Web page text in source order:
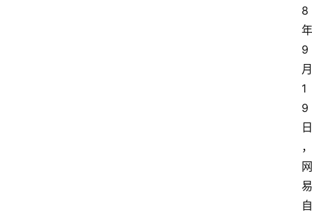
8
年
9
月
1
9
日
，
网
易
自